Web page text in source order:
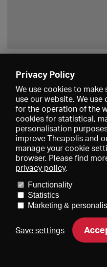
Données médiatiques
Conditions générales de
Contact
Privacy Policy
We use cookies to
use our website. We
for the operation of the
cookies for statistical,
personalisation
improve Theapolis and
manage your cookie
browser. Please find
privacy policy.
Functionality
Statistics
Marketing &
Save settings